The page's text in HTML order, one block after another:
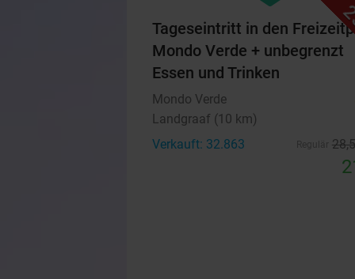
Tageseintritt in den
Mondo Verde + unbegrenzt
Essen und Trinken
Mondo Verde
Landgraaf (10 km)
Verkauft: 32.863
28